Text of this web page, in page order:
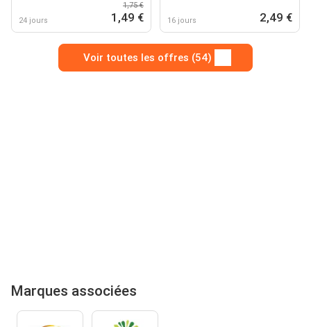
24 jours
1,75 €
1,49 € 16 jours 2,49 €
Voir toutes les offres (54)
Marques associées